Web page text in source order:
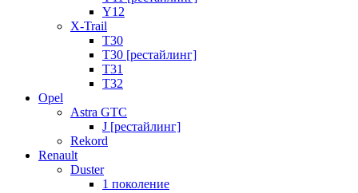
Y12
X-Trail
T30
T30 [рестайлинг]
T31
T32
Opel
Astra GTC
J [рестайлинг]
Rekord
Renault
Duster
1 поколение